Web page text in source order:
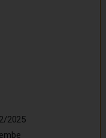
2025